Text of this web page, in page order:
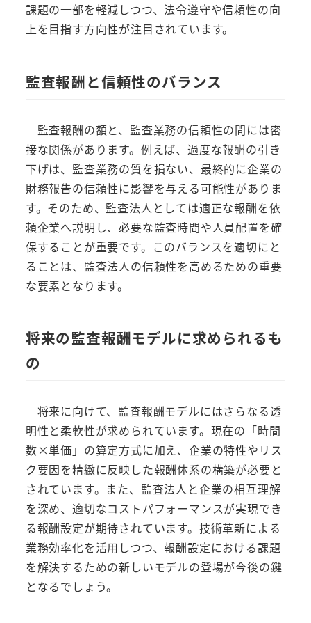
課題の一部を軽減しつつ、法令遵守や信頼性の向
上を目指す方向性が注目されています。
監査報酬と信頼性のバランス
監査報酬の額と、監査業務の信頼性の間には密
接な関係があります。例えば、過度な報酬の引き
下げは、監査業務の質を損ない、最終的に企業の
財務報告の信頼性に影響を与える可能性がありま
す。そのため、監査法人としては適正な報酬を依
頼企業へ説明し、必要な監査時間や人員配置を確
保することが重要です。このバランスを適切にと
ることは、監査法人の信頼性を高めるための重要
な要素となります。
将来の監査報酬モデルに求められるも
の
将来に向けて、監査報酬モデルにはさらなる透
明性と柔軟性が求められています。現在の「時間
数×単価」の算定方式に加え、企業の特性やリス
ク要因を精緻に反映した報酬体系の構築が必要と
されています。また、監査法人と企業の相互理解
を深め、適切なコストパフォーマンスが実現でき
る報酬設定が期待されています。技術革新による
業務効率化を活用しつつ、報酬設定における課題
を解決するための新しいモデルの登場が今後の鍵
となるでしょう。